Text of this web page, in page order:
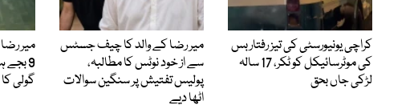
کراچی یونیورسٹی کی تیز رفتار بس
کی موٹرسائیکل کو ٹکر، 17 سالہ
لڑکی جاں بحق
میر رضا کے والد کا چیف جسٹس
سے از خود نوٹس کا مطالبہ،
پولیس تفتیش پر سنگین سوالات
اٹھا دیے
میر
9
گولی